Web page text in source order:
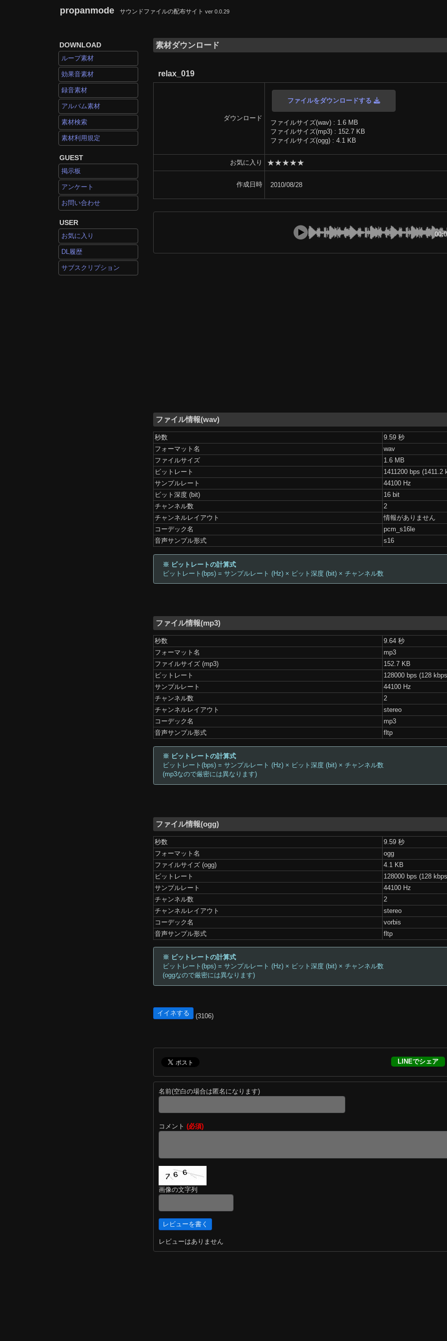
propanmode サウンドファイルの配布サイト ver 0.0.29
DOWNLOAD
ループ素材
効果音素材
録音素材
アルバム素材
素材検索
素材利用規定
GUEST
掲示板
アンケート
お問い合わせ
USER
お気に入り
DL履歴
サブスクリプション
素材ダウンロード
relax_019
ダウンロード
ファイルをダウンロードする
ファイルサイズ(wav) : 1.6 MB
ファイルサイズ(mp3) : 152.7 KB
ファイルサイズ(ogg) : 4.1 KB
お気に入り ★★★★★
作成日時 2010/08/28
ファイル情報(wav)
秒数
9.59 秒
フォーマット名
wav
ファイルサイズ
1.6 MB
ビットレート
1411200 bps (1411.2
サンプルレート
44100 Hz
ビット深度 (bit)
16 bit
チャンネル数
2
チャンネルレイアウト
情報がありません
コーデック名
pcm_s16le
音声サンプル形式
s16
※ ビットレートの計算式
ビットレート(bps) = サンプルレート (Hz) × ビット深度 (bit) × チャンネル数
ファイル情報(mp3)
秒数
9.64 秒
フォーマット名
mp3
ファイルサイズ (mp3)
152.7 KB
ビットレート
128000 bps (128
サンプルレート
44100 Hz
チャンネル数
2
チャンネルレイアウト
stereo
コーデック名
mp3
音声サンプル形式
fltp
※ ビットレートの計算式
ビットレート(bps) = サンプルレート (Hz) × ビット深度 (bit) × チャンネル数
(mp3なので厳密には異なります)
ファイル情報(ogg)
秒数
9.59 秒
フォーマット名
ogg
ファイルサイズ (ogg)
4.1 KB
ビットレート
128000 bps (128
サンプルレート
44100 Hz
チャンネル数
2
チャンネルレイアウト
stereo
コーデック名
vorbis
音声サンプル形式
fltp
※ ビットレートの計算式
ビットレート(bps) = サンプルレート (Hz) × ビット深度 (bit) × チャンネル数
(oggなので厳密には異なります)
イイネする (3106)
LINEでシェア
名前(空白の場合は匿名になります)
コメント (必須)
画像の文字列
レビューはありません